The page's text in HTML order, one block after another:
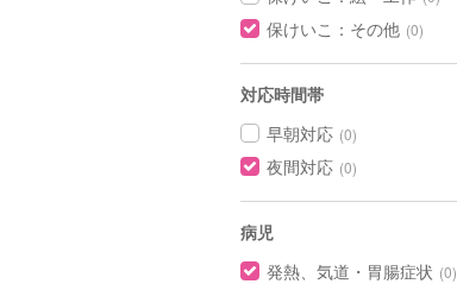
保けいこ：その他 (0)
対応時間帯
早朝対応 (0)
夜間対応 (0)
病児
発熱、気道・胃腸症状 (0)